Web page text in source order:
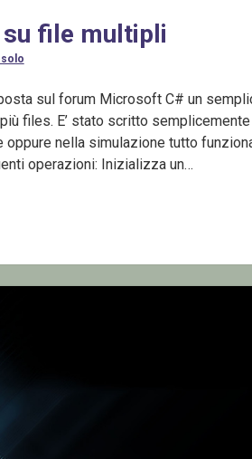
file multipli
sul forum Microsoft C# un
files. E’ stato scritto
nella simulazione tutto
operazioni: Inizializza un…